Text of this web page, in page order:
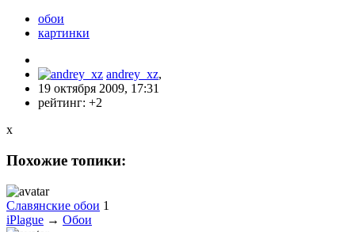
обои
картинки
andrey_xz,
19 октября 2009, 17:31
рейтинг: +2
x
Похожие топики:
Славянские обои 1
iPlague → Обои